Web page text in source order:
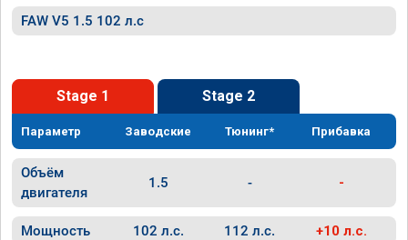
FAW V5 1.5 102 л.с
Stage 1 Stage 2
Параметр Заводские Тюнинг* Прибавка
Объём
двигателя
1.5 - -
Мощность 102 л.с. 112 л.с. +10 л.с.